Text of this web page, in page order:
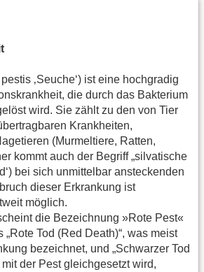
‚Seuche‘) ist eine hochgradig
die durch das Bakterium
wird. Sie zählt zu den von Tier
Krankheiten,
(Murmeltiere, Ratten,
kommt auch der Begriff „silvatische
bei sich unmittelbar ansteckenden
dieser Erkrankung ist
möglich.
die Bezeichnung »Rote Pest«
Tod (Red Death)“, was meist
bezeichnet, und „Schwarzer Tod
der Pest gleichgesetzt wird,